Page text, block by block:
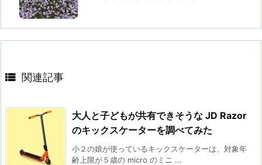
 関連記事
大人と子どもが共有できそうな JD Razor
のキックスケーターを調べてみた
小２の娘が使っているキックスケーターは、対象年
齢上限が５歳の micro のミニ ...